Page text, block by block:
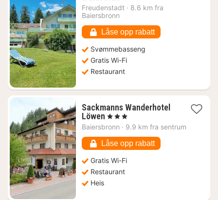
natt
kr.
Freudenstadt · 8.6 km fra
Baiersbronn
Låse opp rabatt
Svømmebasseng
Gratis Wi-Fi
Restaurant
Sackmanns Wanderhotel
Löwen 1
natt
1150
kr.
, 3 Stjerner
Baiersbronn · 9.9 km fra sentrum
Låse opp rabatt
Gratis Wi-Fi
Restaurant
Heis